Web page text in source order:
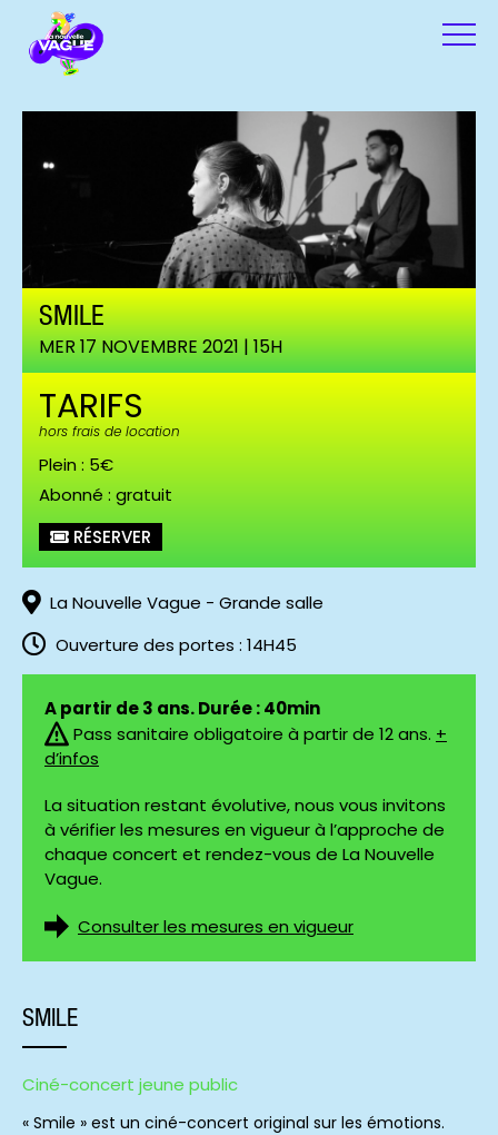
SMILE
MER 17 NOVEMBRE 2021 | 15H
TARIFS
hors frais de location
Plein : 5€
Abonné : gratuit
RÉSERVER
La Nouvelle Vague - Grande salle
Ouverture des portes : 14H45
A partir de 3 ans. Durée : 40min
Pass sanitaire obligatoire à partir de 12 ans. +
d’infos
La situation restant évolutive, nous vous invitons
à vérifier les mesures en vigueur à l’approche de
chaque concert et rendez-vous de La Nouvelle
Vague.
Consulter les mesures en vigueur
SMILE
Ciné-concert jeune public
« Smile » est un ciné-concert original sur les émotions.